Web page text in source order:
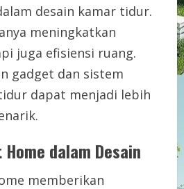
desain kamar tidur.
meningkatkan
juga efisiensi ruang.
gadget dan sistem
dapat menjadi lebih
dalam Desain
memberikan